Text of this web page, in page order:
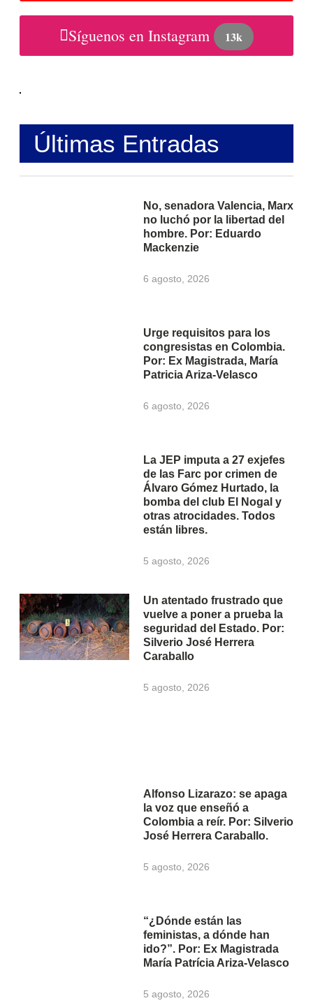
Síguenos en Instagram 13k
Últimas Entradas
No, senadora Valencia, Marx
no luchó por la libertad del
hombre. Por: Eduardo
Mackenzie
6 agosto, 2026
Urge requisitos para los
congresistas en Colombia.
Por: Ex Magistrada, María
Patricia Ariza-Velasco
6 agosto, 2026
La JEP imputa a 27 exjefes
de las Farc por crimen de
Álvaro Gómez Hurtado, la
bomba del club El Nogal y
otras atrocidades. Todos
están libres.
5 agosto, 2026
Un atentado frustrado que
vuelve a poner a prueba la
seguridad del Estado. Por:
Silverio José Herrera
Caraballo
5 agosto, 2026
Alfonso Lizarazo: se apaga
la voz que enseñó a
Colombia a reír. Por: Silverio
José Herrera Caraballo.
5 agosto, 2026
“¿Dónde están las
feministas, a dónde han
ido?”. Por: Ex Magistrada
María Patrícia Ariza-Velasco
5 agosto, 2026